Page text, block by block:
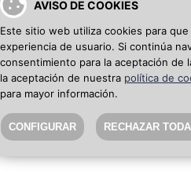
AVISO DE COOKIES
Este sitio web utiliza cookies para
experiencia de usuario. Si continúa
consentimiento para la aceptación de
la aceptación de nuestra política de
para mayor información.
CONFIGURAR RECHAZAR
VOLVER A INICIO
SEO Blog ·Aviso Legal·